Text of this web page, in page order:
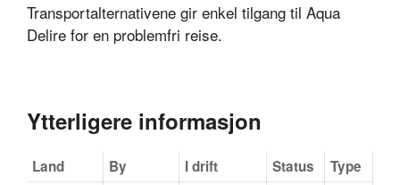
Transportalternativene gir enkel tilgang til Aqua
Delire for en problemfri reise.
Ytterligere informasjon
Land By I drift Status Type